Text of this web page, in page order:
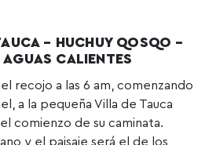
– HUCHUY QOSQO –
CALIENTES
recojo a las 6 am, comenzando
a la pequeña Villa de Tauca
comienzo de su caminata.
y el paisaje será el de los